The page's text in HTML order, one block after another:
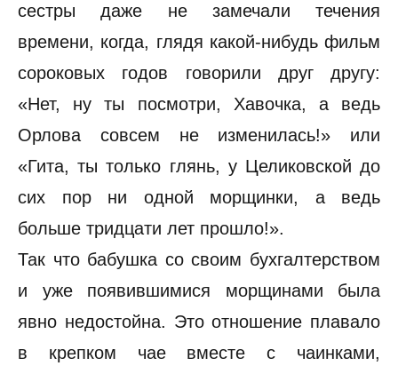
сестры даже не замечали течения
времени, когда, глядя какой-нибудь фильм
сороковых годов говорили друг другу:
«Нет, ну ты посмотри, Хавочка, а ведь
Орлова совсем не изменилась!» или
«Гита, ты только глянь, у Целиковской до
сих пор ни одной морщинки, а ведь
больше тридцати лет прошло!».
Так что бабушка со своим бухгалтерством
и уже появившимися морщинами была
явно недостойна. Это отношение плавало
в крепком чае вместе с чаинками,